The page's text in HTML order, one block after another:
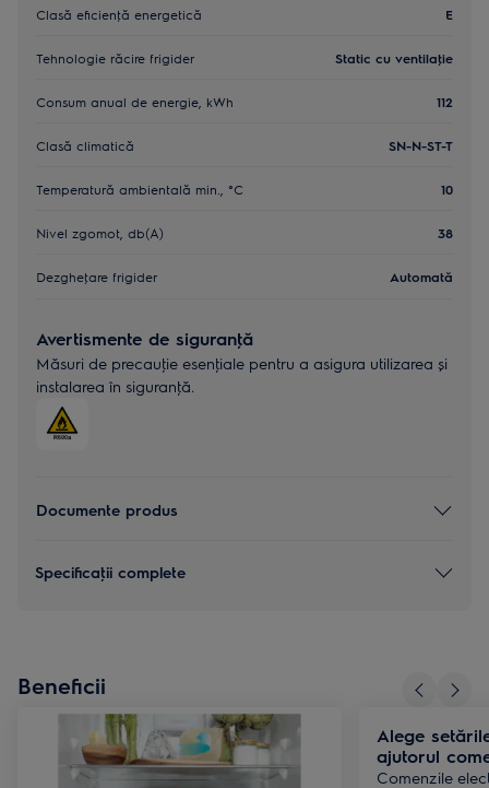
Clasă eficienţă energetică E
Tehnologie răcire frigider Static cu ventilaţie
Consum anual de energie, kWh 112
Clasă climatică SN-N-ST-T
Temperatură ambientală min., °C 10
Nivel zgomot, db(A) 38
Dezgheţare frigider Automată
Avertismente de siguranţă
Măsuri de precauţie esenţiale pentru a asigura utilizarea și
instalarea în siguranţă.
Documente produs
Specificaţii complete
Beneficii
Alege
ajutorul
Comenzile